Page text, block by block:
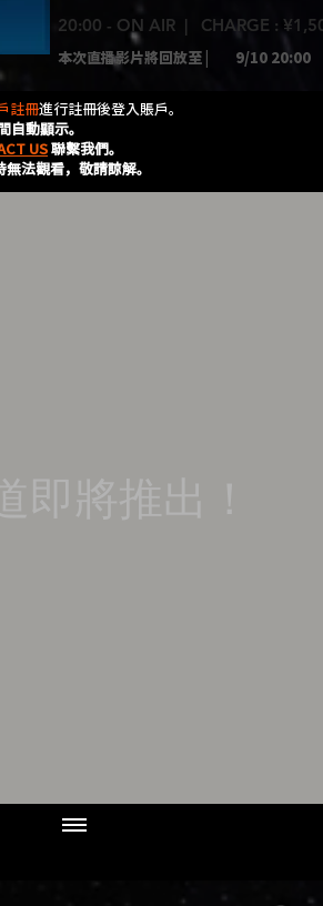
20:00 - ON AIR | CHARGE :
本次直播影片將回放至 |
9/10 20:00
註冊進行註冊後登入賬戶。
動顯示。
US聯繫我們。
法觀看，敬請諒解。